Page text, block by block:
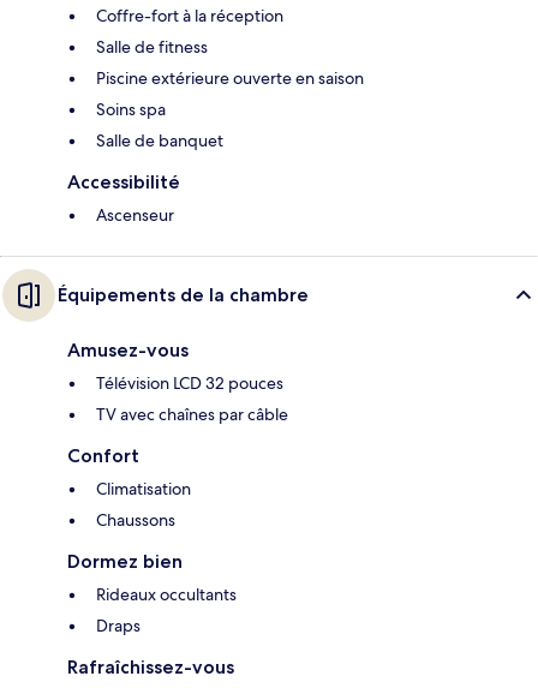
Coffre-fort à la réception
Salle de fitness
Piscine extérieure ouverte en saison
Soins spa
Salle de banquet
Accessibilité
Ascenseur
Équipements de la chambre
Amusez-vous
Télévision LCD 32 pouces
TV avec chaînes par câble
Confort
Climatisation
Chaussons
Dormez bien
Rideaux occultants
Draps
Rafraîchissez-vous